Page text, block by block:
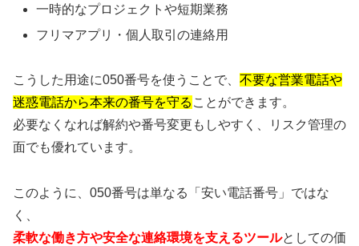
一時的なプロジェクトや短期業務
フリマアプリ・個人取引の連絡用
こうした用途に050番号を使うことで、 不要な営業電話や
迷惑電話から本来の番号を守る ことができます。
必要なくなれば解約や番号変更もしやすく、リスク管理の
面でも優れています。
このように、050番号は単なる「安い電話番号」ではな
く、
柔軟な働き方や安全な連絡環境を支えるツールとしての価